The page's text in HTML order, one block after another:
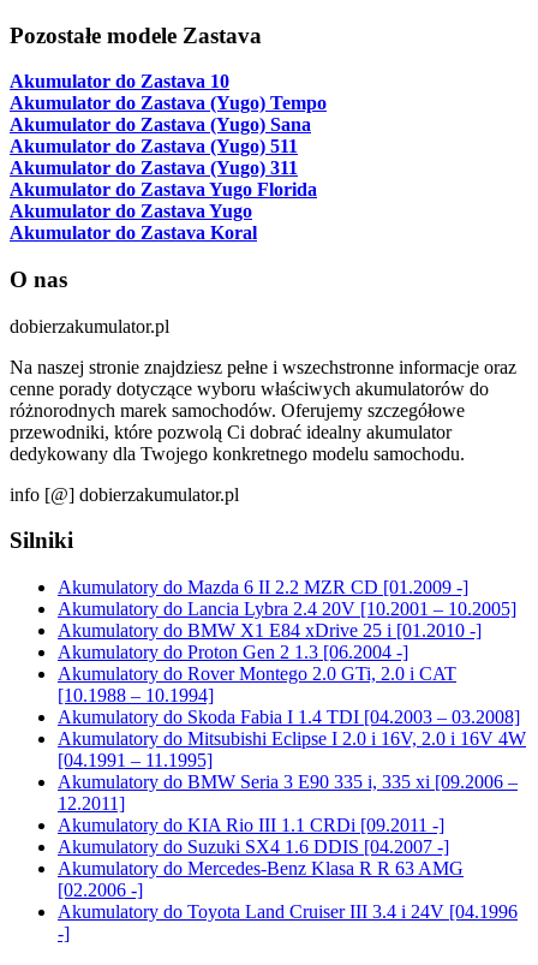
Pozostałe modele Zastava
Akumulator do Zastava 10
Akumulator do Zastava (Yugo) Tempo
Akumulator do Zastava (Yugo) Sana
Akumulator do Zastava (Yugo) 511
Akumulator do Zastava (Yugo) 311
Akumulator do Zastava Yugo Florida
Akumulator do Zastava Yugo
Akumulator do Zastava Koral
O nas
dobierzakumulator.pl
Na naszej stronie znajdziesz pełne i wszechstronne informacje oraz
cenne porady dotyczące wyboru właściwych akumulatorów do
różnorodnych marek samochodów. Oferujemy szczegółowe
przewodniki, które pozwolą Ci dobrać idealny akumulator
dedykowany dla Twojego konkretnego modelu samochodu.
info [@] dobierzakumulator.pl
Silniki
Akumulatory do Mazda 6 II 2.2 MZR CD [01.2009 -]
Akumulatory do Lancia Lybra 2.4 20V [10.2001 – 10.2005]
Akumulatory do BMW X1 E84 xDrive 25 i [01.2010 -]
Akumulatory do Proton Gen 2 1.3 [06.2004 -]
Akumulatory do Rover Montego 2.0 GTi, 2.0 i CAT
[10.1988 – 10.1994]
Akumulatory do Skoda Fabia I 1.4 TDI [04.2003 – 03.2008]
Akumulatory do Mitsubishi Eclipse I 2.0 i 16V, 2.0 i 16V 4W
[04.1991 – 11.1995]
Akumulatory do BMW Seria 3 E90 335 i, 335 xi [09.2006 –
12.2011]
Akumulatory do KIA Rio III 1.1 CRDi [09.2011 -]
Akumulatory do Suzuki SX4 1.6 DDIS [04.2007 -]
Akumulatory do Mercedes-Benz Klasa R R 63 AMG
[02.2006 -]
Akumulatory do Toyota Land Cruiser III 3.4 i 24V [04.1996
-]